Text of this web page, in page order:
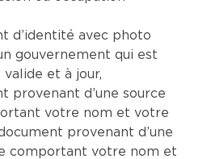
d’identité avec photo
gouvernement qui est
valide et à jour,
provenant d’une source
votre nom et votre
provenant d’une
comportant votre nom et